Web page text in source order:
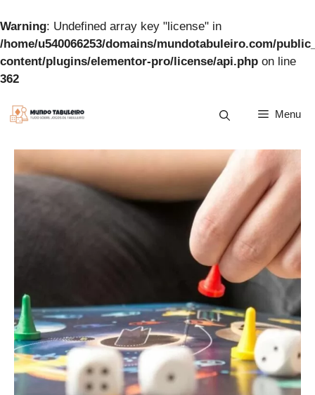
Warning: Undefined array key "license" in
/home/u540066253/domains/mundotabuleiro.com/
content/plugins/elementor-pro/license/api.php on line
362
para
conteúdo
Menu